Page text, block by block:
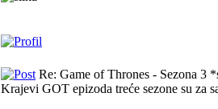
Re: Game of Thrones - Sezona 3
Krajevi GOT epizoda treće sezone su za